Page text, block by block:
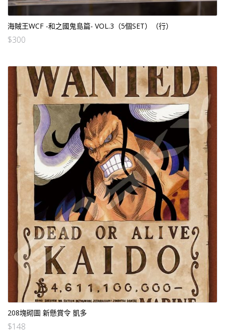
海賊王WCF -和之國鬼島篇- VOL.3（5個SET）（行）
$300
208塊砌圖 新懸賞令 凱多
$148